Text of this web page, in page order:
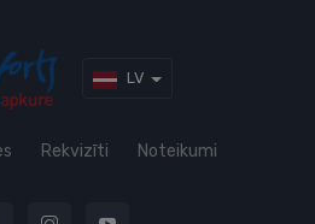
LV
Rekvizīti Noteikumi